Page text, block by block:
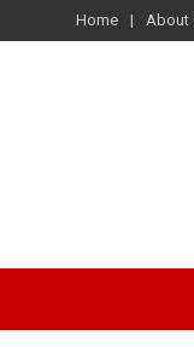
Home About